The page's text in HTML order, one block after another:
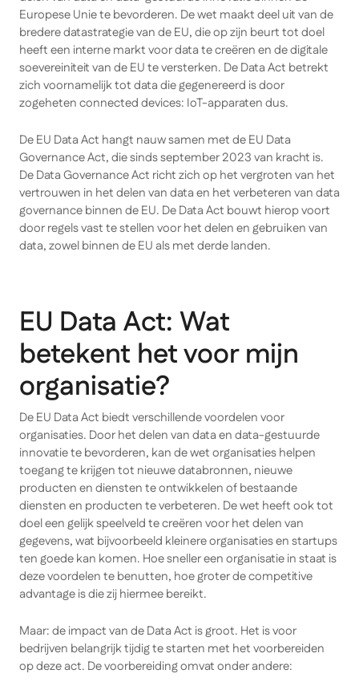
Europese Unie te bevorderen. De wet maakt deel uit van de
bredere datastrategie van de EU, die op zijn beurt tot doel
heeft een interne markt voor data te creëren en de digitale
soevereiniteit van de EU te versterken. De Data Act betrekt
zich voornamelijk tot data die gegenereerd is door
zogeheten connected devices: IoT-apparaten dus.
De EU Data Act hangt nauw samen met de EU Data
Governance Act, die sinds september 2023 van kracht is.
DeData Governance Act richt zich op het vergroten van het
vertrouwen in het delen van data en het verbeteren van data
governance binnen de EU. DeData Act bouwt hierop voort
door regels vast te stellen voor het delen en gebruiken van
data, zowel binnen de EU als met derde landen.
EU Data Act: Wat
betekent het voor mijn
organisatie?
De EU Data Act biedt verschillende voordelen voor
organisaties. Door het delen van data en data-gestuurde
innovatie te bevorderen, kan de wet organisaties helpen
toegang te krijgen tot nieuwe databronnen, nieuwe
producten en diensten te ontwikkelen of bestaande
diensten en producten te verbeteren. De wet heeft ook tot
doel een gelijk speelveld te creëren voor het delen van
gegevens, wat bijvoorbeeld kleinere organisaties en startups
ten goede kan komen. Hoe sneller een organisatie in staat is
deze voordelen te benutten, hoe groter decompetitive
advantageis die zij hiermee bereikt.
Maar: de impact van de Data Act is groot. Het is voor
bedrijven belangrijk tijdig te starten met het voorbereiden
op deze act. De voorbereiding omvat onder andere: